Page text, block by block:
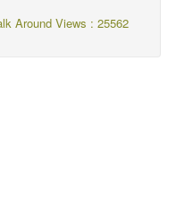
Around Views : 25562